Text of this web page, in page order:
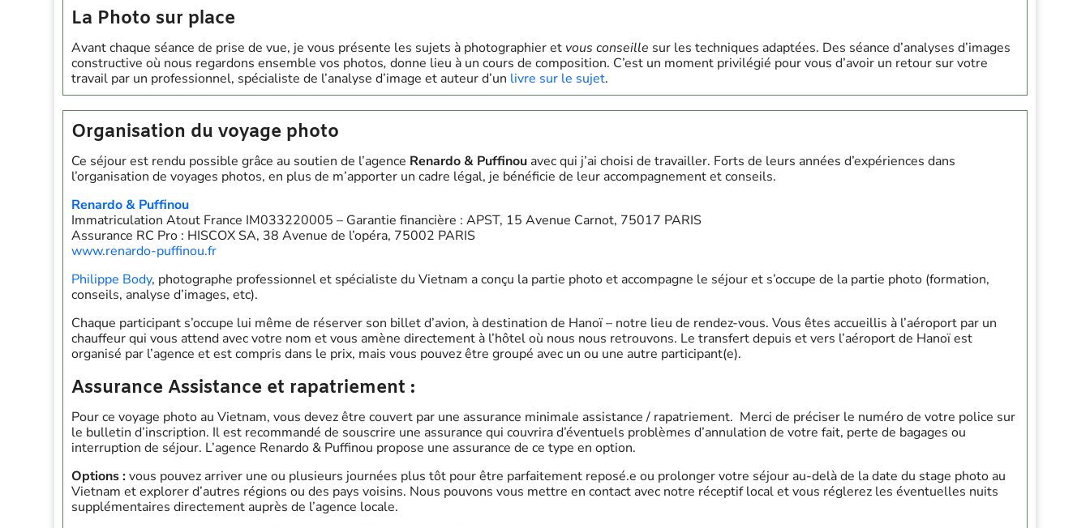
La Photo sur place
Avant chaque séance de prise de vue, je vous présente les sujets à photographier et vous conseille sur les techniques adaptées. Des séance d’analyses d’images
constructive où nous regardons ensemble vos photos, donne lieu à un cours de composition. C’est un moment privilégié pour vous d’avoir un retour sur votre
travail par un professionnel, spécialiste de l’analyse d’image et auteur d’un livre sur le sujet.
Organisation du voyage photo
Ce séjour est rendu possible grâce au soutien de l’agence Renardo & Puffinou avec qui j’ai choisi de travailler. Forts de leurs années d’expériences dans
l’organisation de voyages photos, en plus de m’apporter un cadre légal, je bénéficie de leur accompagnement et conseils.
Renardo & Puffinou
Immatriculation Atout France IM033220005 – Garantie financière : APST, 15 Avenue Carnot, 75017 PARIS
Assurance RC Pro : HISCOX SA, 38 Avenue de l’opéra, 75002 PARIS
www.renardo-puffinou.fr
Philippe Body, photographe professionnel et spécialiste du Vietnam a conçu la partie photo et accompagne le séjour et s’occupe de la partie photo (formation,
conseils, analyse d’images, etc).
Chaque participant s’occupe lui même de réserver son billet d’avion, à destination de Hanoï – notre lieu de rendez-vous. Vous êtes accueillis à l’aéroport par un
chauffeur qui vous attend avec votre nom et vous amène directement à l’hôtel où nous nous retrouvons. Le transfert depuis et vers l’aéroport de Hanoï est
organisé par l’agence et est compris dans le prix, mais vous pouvez être groupé avec un ou une autre participant(e).
Assurance Assistance et rapatriement :
Pour ce voyage photo au Vietnam, vous devez être couvert par une assurance minimale assistance / rapatriement. Merci de préciser le numéro de votre police sur
le bulletin d’inscription. Il est recommandé de souscrire une assurance qui couvrira d’éventuels problèmes d’annulation de votre fait, perte de bagages ou
interruption de séjour. L’agence Renardo & Puffinou propose une assurance de ce type en option.
Options :vous pouvez arriver une ou plusieurs journées plus tôt pour être parfaitement reposé.e ou prolonger votre séjour au-delà de la date du stage photo au
Vietnam et explorer d’autres régions ou des pays voisins. Nous pouvons vous mettre en contact avec notre réceptif local et vous réglerez les éventuelles nuits
supplémentaires directement auprès de l’agence locale.